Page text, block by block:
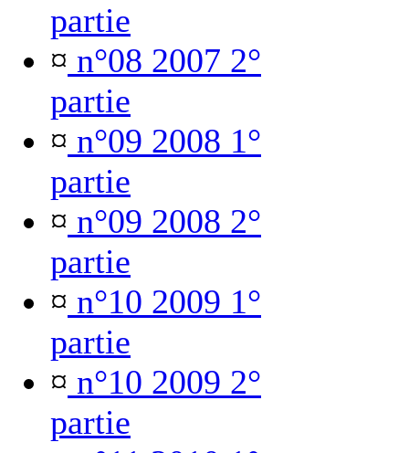
partie
¤ n°08 2007 2°
partie
¤ n°09 2008 1°
partie
¤ n°09 2008 2°
partie
¤ n°10 2009 1°
partie
¤ n°10 2009 2°
partie